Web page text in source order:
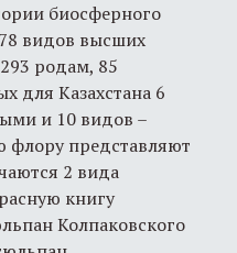
биосферного
видов высших
родам, 85
для Казахстана 6
и 10 видов –
представляют
2 вида
книгу
Колпаковского